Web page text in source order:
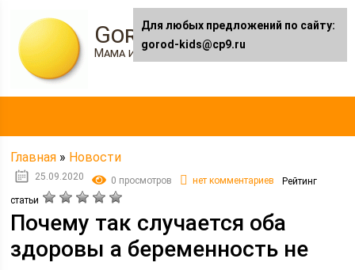
Gorod-kids.ru
Мама и я
Главная » Новости
25.09.2020 0 просмотров нет комментариев
Рейтинг
статьи
Почему так случается оба
здоровы а беременность не
Для любых предложений по сайту:
gorod-kids@cp9.ru